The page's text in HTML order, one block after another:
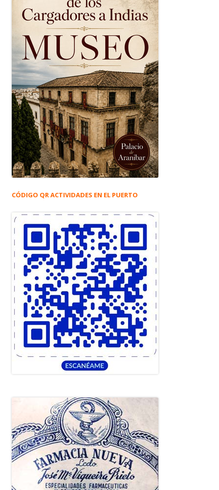
CÓDIGO QR ACTIVIDADES EN EL PUERTO